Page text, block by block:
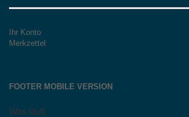
Ihr Konto
Merkzettel
FOOTER MOBILE VERSION
Was läuft